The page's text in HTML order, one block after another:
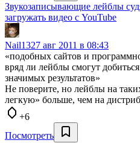
Звукозаписывающие лейблы
загружать видео с YouTube
Nail1327 авг 2011 в 08:43
«подобных сайтов и
вряд ли лейблы смогут
значимых результатов»
Не поверите, но лейблы на
легкую» больше, чем на
+6
Посмотреть